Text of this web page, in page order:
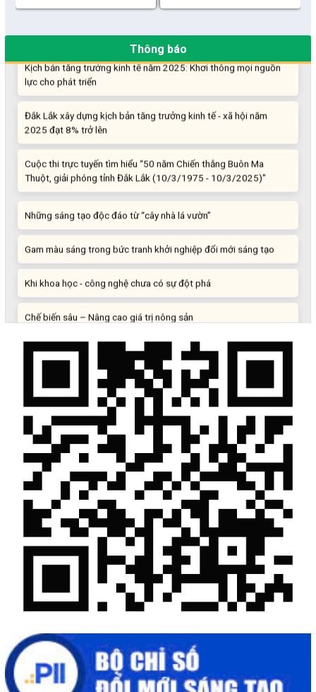
Thông báo
Mời tham gia Hội chợ triển lãm chuyên ngành Cà phê và sản
Kịch bản tăng trưởng kinh tế năm 2025: Khơi thông mọi nguồn
lực cho phát triển
Đắk Lắk xây dựng kịch bản tăng trưởng kinh tế - xã hội năm
2025 đạt 8% trở lên
Cuộc thi trực tuyến tìm hiểu “50 năm Chiến thắng Buôn Ma
Thuột, giải phóng tỉnh Đắk Lắk (10/3/1975 - 10/3/2025)"
Những sáng tạo độc đáo từ “cây nhà lá vườn”
Gam màu sáng trong bức tranh khởi nghiệp đổi mới sáng tạo
Khi khoa học - công nghệ chưa có sự đột phá
Chế biến sâu – Nâng cao giá trị nông sản
“Đi tắt, đón đầu” các công nghệ mới, công nghệ tương lai
Quảng bá hình ảnh Đắk Lắk đến bạn bè trong nước và quốc tế
Mời tham gia Hội chợ triển lãm chuyên ngành Cà phê và sản
Kịch bản tăng trưởng kinh tế năm 2025: Khơi thông mọi nguồn
lực cho phát triển
Đắk Lắk xây dựng kịch bản tăng trưởng kinh tế - xã hội năm
2025 đạt 8% trở lên
Thuột, giải phóng tỉnh Đắk Lắk (10/3/1975 - 10/3/2025)"